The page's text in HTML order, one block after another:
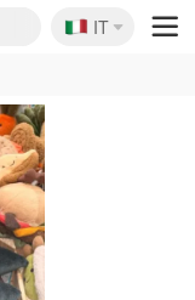
🇮🇹
IT